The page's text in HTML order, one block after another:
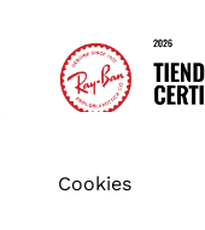
Cookies